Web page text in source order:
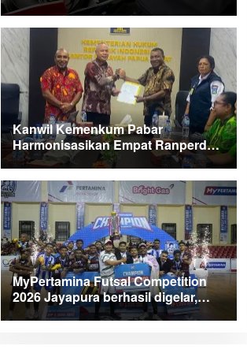
Kanwil Kemenkum Pabar
Harmonisasikan Empat Ranperda
Kabupaten Teluk Wondama
MyPertamina Futsal Competition
2026 Jayapura berhasil digelar,
dorong talenta muda berprestasi